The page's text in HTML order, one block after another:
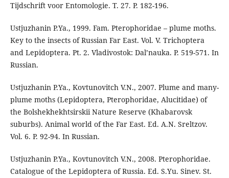
Tijdschrift voor Entomologie. T. 27. P. 182-196.
Ustjuzhanin P.Ya., 1999. Fam. Pterophoridae – plume moths.
Key to the insects of Russian Far East. Vol. V. Trichoptera
and Lepidoptera. Pt. 2. Vladivostok: Dal’nauka. P. 519-571. In
Russian.
Ustjuzhanin P.Ya., Kovtunovitch V.N., 2007. Plume and many-
plume moths (Lepidoptera, Pterophoridae, Alucitidae) of
the Bolshekhekhtsirskii Nature Reserve (Khabarovsk
suburbs). Animal world of the Far East. Ed. A.N. Sreltzov.
Vol. 6. P. 92-94. In Russian.
Ustjuzhanin P.Ya., Kovtunovitch V.N., 2008. Pterophoridae.
Catalogue of the Lepidoptera of Russia. Ed. S.Yu. Sinev. St.